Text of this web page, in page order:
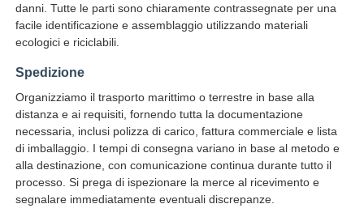
danni. Tutte le parti sono chiaramente contrassegnate per una
facile identificazione e assemblaggio utilizzando materiali
ecologici e riciclabili.
Spedizione
Organizziamo il trasporto marittimo o terrestre in base alla
distanza e ai requisiti, fornendo tutta la documentazione
necessaria, inclusi polizza di carico, fattura commerciale e lista
di imballaggio. I tempi di consegna variano in base al metodo e
alla destinazione, con comunicazione continua durante tutto il
processo. Si prega di ispezionare la merce al ricevimento e
segnalare immediatamente eventuali discrepanze.